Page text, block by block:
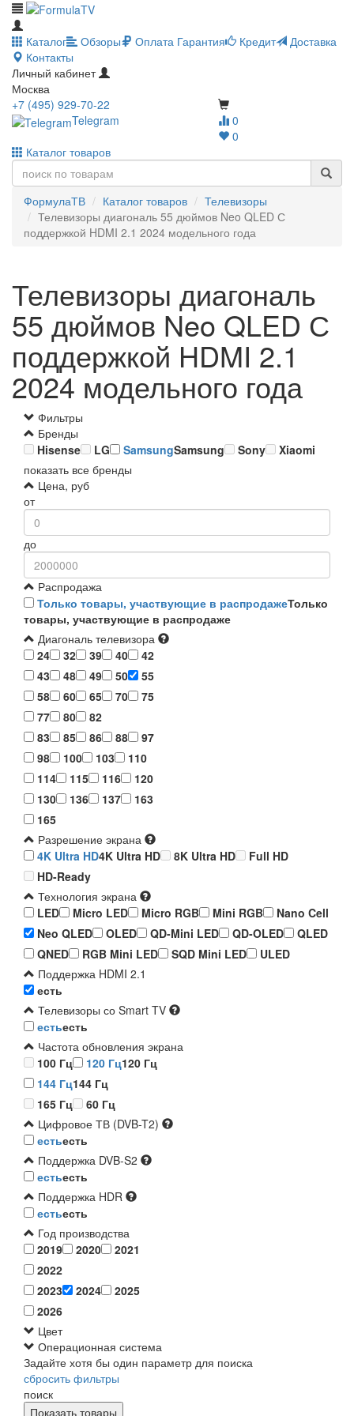
Каталог Обзоры Оплата Гарантия Кредит
Доставка
Контакты
Личный кабинет
Москва
0
0
+7 (495) 929-70-22
Telegram
Каталог товаров
ФормулаТВ Каталог товаров
Телевизоры
Телевизоры диагональ 55 дюймов Neo QLED С
поддержкой HDMI 2.1 2024 модельного года
Телевизоры диагональ
55 дюймов Neo QLED С
поддержкой HDMI 2.1
2024 модельного года
Фильтры
Бренды
Hisense
LG SamsungSamsung Sony
Xiaomi
показать все бренды
Цена, руб
от
до
Распродажа
Только товары, участвующие в распродажеТолько
товары, участвующие в распродаже
Диагональ телевизора
24
32 39 40
42
43
48 49 50
55
58
60 65 70
75
77
80
82
83
85 86 88
97
98
100 103
110
114
115 116
120
130
136 137
163
165
Разрешение экрана
4K Ultra HD4K Ultra HD 8K Ultra HD
Full HD
HD-Ready
Технология экрана
LED
Micro LED Micro RGB Mini RGB
Nano Cell
Neo QLED
OLED QD-Mini LED QD-OLED
QLED
QNED
RGB Mini LED SQD Mini LED
ULED
Поддержка HDMI 2.1
есть
Телевизоры со Smart TV
естьесть
Частота обновления экрана
100 Гц
120 Гц120 Гц
144 Гц144 Гц
165 Гц
60 Гц
Цифровое ТВ (DVB-T2)
естьесть
Поддержка DVB-S2
естьесть
Поддержка HDR
естьесть
Год производства
2019
2020
2021
2022
2023
2024
2025
2026
Цвет
Операционная система
Задайте хотя бы один параметр для поиска
сбросить фильтры
поиск